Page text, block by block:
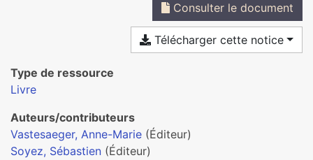
Consulter le document
Télécharger cette notice
Type de ressource
Livre
Auteurs/contributeurs
Vastesaeger, Anne-Marie (Éditeur)
Soyez, Sébastien (Éditeur)